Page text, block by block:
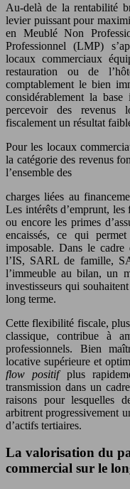
Au-delà de la rentabilité
levier puissant pour
en Meublé Non
Professionnel (LMP)
locaux commerciaux
restauration ou de
comptablement le bien
considérablement la base
percevoir des revenus
fiscalement un résultat
Pour les locaux
la catégorie des revenus
l’ensemble des
charges liées au
Les intérêts d’emprunt,
ou encore les primes
encaissés, ce qui
imposable. Dans le
l’IS, SARL de famille,
l’immeuble au bilan, un
investisseurs qui
long terme.
Cette flexibilité fiscale,
classique, contribue à
professionnels. Bien
locative supérieure et
flow positifplus
transmission dans un
raisons pour lesquelles
arbitrent progressivement
d’actifs tertiaires.
La valorisation du
commercial sur le